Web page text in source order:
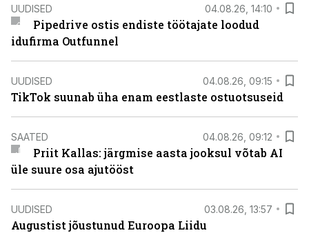
UUDISED 04.08.26, 14:10
Pipedrive ostis endiste töötajate loodud
idufirma Outfunnel
UUDISED 04.08.26, 09:15
TikTok suunab üha enam eestlaste ostuotsuseid
SAATED 04.08.26, 09:12
Priit Kallas: järgmise aasta jooksul võtab AI
üle suure osa ajutööst
UUDISED 03.08.26, 13:57
Augustist jõustunud Euroopa Liidu